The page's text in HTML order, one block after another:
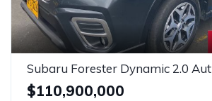
Subaru Forester Dynamic 2.0 Aut
$110,900,000